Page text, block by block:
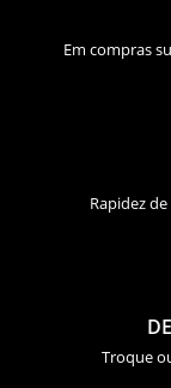
Em compras
Rapidez
Troque